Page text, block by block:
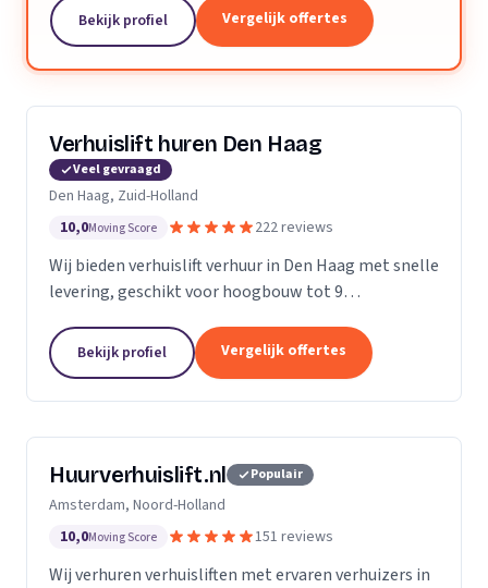
Bekijk profiel Vergelijk offertes
Verhuislift huren Den Haag
Veel gevraagd
Den Haag, Zuid-Holland
10,0Moving Score 222 reviews
Wij bieden verhuislift verhuur in Den Haag met snelle
levering, geschikt voor hoogbouw tot 9
Bekijk profiel Vergelijk offertes
Huurverhuislift.nl Populair
Amsterdam, Noord-Holland
10,0Moving Score 151 reviews
Wij verhuren verhuisliften met ervaren verhuizers in